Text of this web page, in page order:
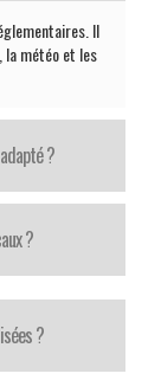
Il
météo et les
?
?
?